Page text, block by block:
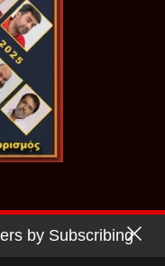
Επιχειρείν
by Subscribing